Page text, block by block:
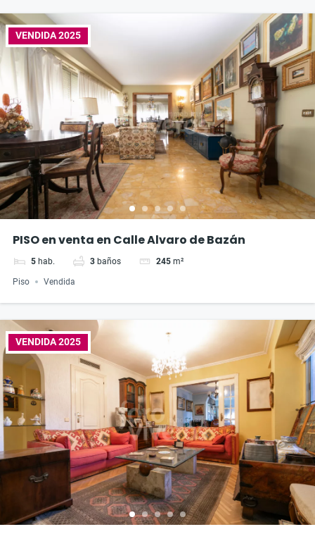
VENDIDA 2025
PISO en venta en Calle Alvaro de Bazán
5 hab. 3 baños 245 m²
Piso Vendida
VENDIDA 2025